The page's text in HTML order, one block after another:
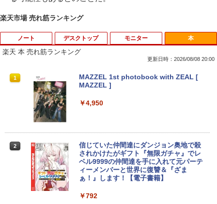
楽天市場 売れ筋ランキング
ノート
1
【★最大100%ポイント】【新生活応援・
2026】【Office 2019 H&B】富士通 MU
SD:128GB/256GB/512GB/1TB/13.3型/
LTE対応 中古美品 / タッチ 10.5インチ M
icrosoft Surface GO2 Model.1927 フル
Y/ 8GB/ 爆速NVMe 128GB-SSD/ カメラ/
デスクトップ
1
中古パソコン | Dell | OptiPlex 3070 SFF
| Windows11 | デスクトップ | 一年保証 |
Hz | MEM:8GB | SSD:512GB(新品) | DV
【エントリーでポイント100％還元チャ
ンス】GMKtec G10 ミニPC【AMD Ryz
1T SSD】4C/8T 3.7GHz 64GB 16T拡張
モニター
1
引き出し付きモニター台(NM01 ミドルブ
ラウン) 【玄関先迄納品】 ニトリ
￥2,990
2
【超特価】厳選大手メーカー 液晶モニタ
ー シークレット 22-23型ワイド フルHD
（1920x1080） HDMI指定可 ノングレア
EIZO IIYAMA 三菱 富士通 NEC IO-DATA
Dell HP PHILIPS等 液晶ディスプレイ
本
楽天 本 売れ筋ランキング
更新日時：2026/08/08 20:00
1
MAZZEL 1st photobook with ZEAL [
MAZZEL ]
￥4,950
2
信じていた仲間達にダンジョン奥地で殺
されかけたがギフト『無限ガチャ』でレ
ベル9999の仲間達を手に入れて元パーテ
ィーメンバーと世界に復讐＆『ざま
ぁ！』します！【電子書籍】
￥792